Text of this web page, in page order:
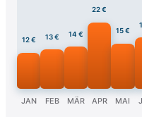
12 €
JAN
13 €
FEB
14 €
MÄR
22 €
APR
15 €
MAI